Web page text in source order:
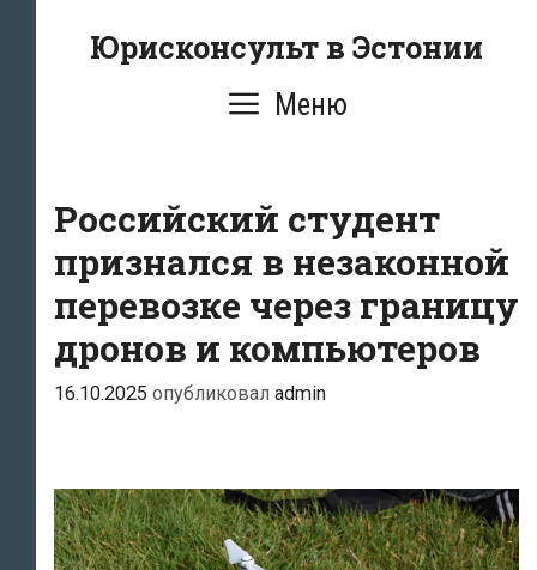
Юрисконсульт в Эстонии
Меню
Российский студент
признался в незаконной
перевозке через границу
дронов и компьютеров
16.10.2025 опубликовал admin